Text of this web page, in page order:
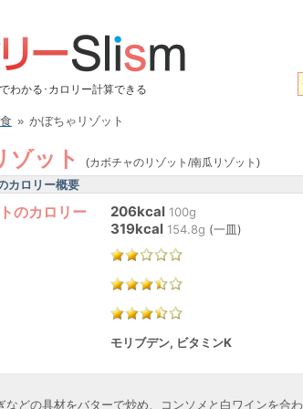
わかる･カロリー計算できる
» かぼちゃリゾット
ゾット (カボチャのリゾット/南瓜リゾット)
カロリー概要
のカロリー 206kcal 100g
319kcal 154.8g (一皿)
モリブデン, ビタミンK
などの具材をバターで炒め、コンソメと白ワインを合わ